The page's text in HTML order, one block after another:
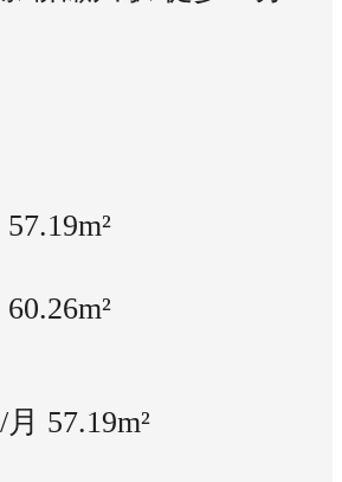
57.19m²
60.26m²
57.19m²